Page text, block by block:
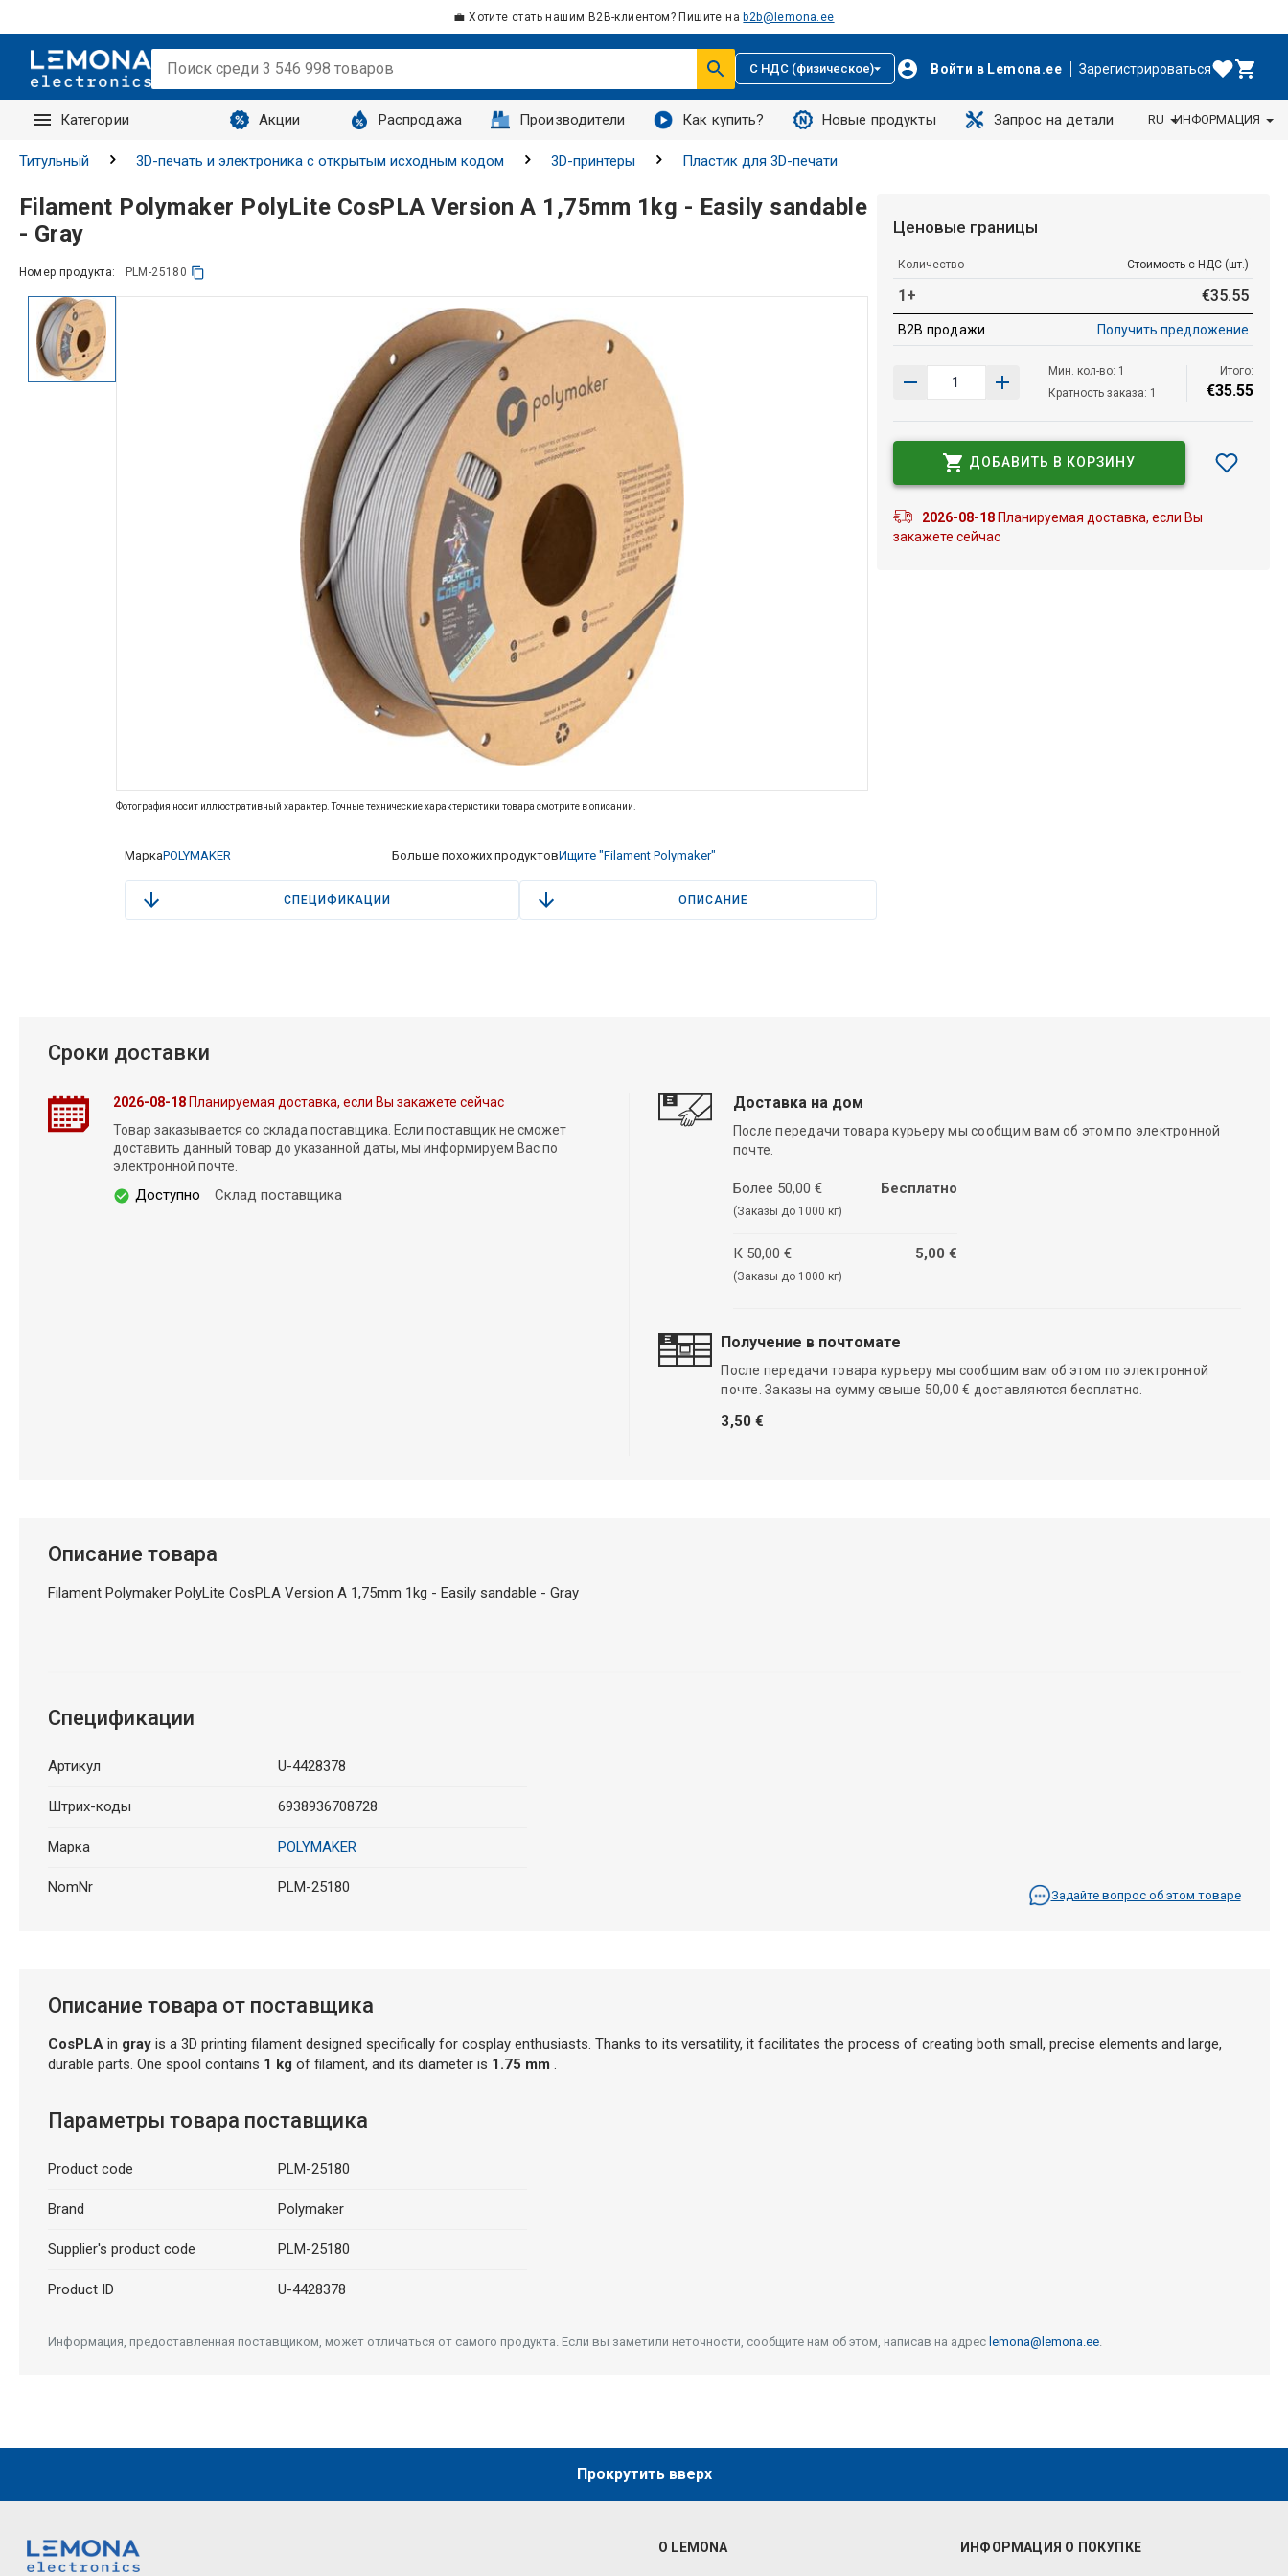
💼 Хотите стать нашим B2B-клиентом? Пишите на b2b@lemona.ee
С НДС (физическое) Войти в Lemona.ee Зарегистрироваться
Категории Акции Распродажа Производители Как купить? Новые продукты Запрос на детали
Запросы
RU ИНФОРМАЦИЯ
Титульный 3D-печать и электроника с открытым исходным кодом 3D-принтеры Пластик для 3D-печати
Filament Polymaker PolyLite CosPLA Version A 1,75mm 1kg - Easily sandable
- Gray
Номер продукта: PLM-25180
Фотография носит иллюстративный характер. Точные технические характеристики товара смотрите в описании.
МаркаPOLYMAKER Больше похожих продуктовИщите "Filament Polymaker"
СПЕЦИФИКАЦИИ ОПИСАНИЕ
Ценовые границы
Количество Стоимость с НДС (шт.)
1+ €35.55
B2B продажи Получить предложение
Мин. кол-во: 1
Кратность заказа: 1
Итого:
€35.55
ДОБАВИТЬ В КОРЗИНУ
2026-08-18Планируемая доставка, если Вы
закажете сейчас
Сроки доставки
2026-08-18Планируемая доставка, если Вы закажете сейчас
Товар заказывается со склада поставщика. Если поставщик не сможет
доставить данный товар до указанной даты, мы информируем Вас по
электронной почте.
Доступно Склад поставщика
Доставка на дом
После передачи товара курьеру мы сообщим вам об этом по электронной
почте.
Более 50,00 €
(Заказы до 1000 кг)
Бесплатно
К 50,00 €
(Заказы до 1000 кг)
5,00 €
Получение в почтомате
После передачи товара курьеру мы сообщим вам об этом по электронной
почте. Заказы на сумму свыше 50,00 € доставляются бесплатно.
3,50 €
Описание товара
Filament Polymaker PolyLite CosPLA Version A 1,75mm 1kg - Easily sandable - Gray
Спецификации
Артикул U-4428378
Штрих-коды 6938936708728
Марка POLYMAKER
NomNr PLM-25180 Задайте вопрос об этом товаре
Описание товара от поставщика
CosPLAin grayis a 3D printing filament designed specifically for cosplay enthusiasts. Thanks to its versatility, it facilitates the process of creating both small, precise elements and large,
durable parts. One spool contains 1 kg of filament, and its diameter is 1.75 mm .
Параметры товара поставщика
Product code PLM-25180
Brand Polymaker
Supplier's product code PLM-25180
Product ID U-4428378
Информация, предоставленная поставщиком, может отличаться от самого продукта. Если вы заметили неточности, сообщите нам об этом, написав на адрес lemona@lemona.ee.
Прокрутить вверх
О LEMONA ИНФОРМАЦИЯ О ПОКУПКЕ